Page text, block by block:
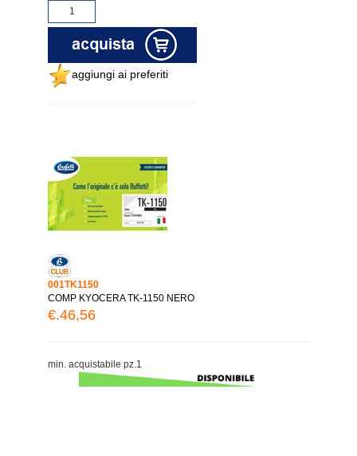
aggiungi ai preferiti
001TK1150
COMP KYOCERA TK-1150 NERO
€.46,56
min. acquistabile pz.1